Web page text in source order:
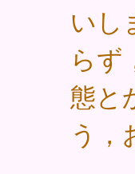
いし
らず
態と
う，